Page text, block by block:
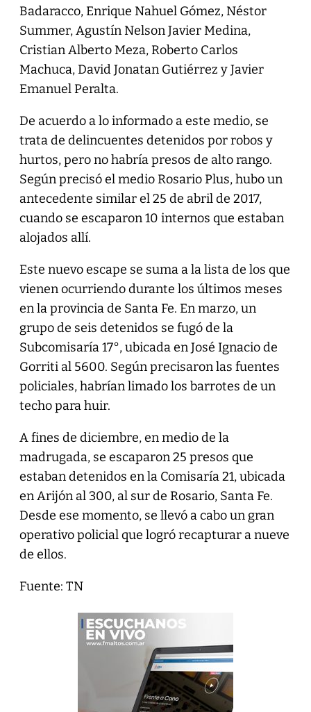
Badaracco, Enrique Nahuel Gómez, Néstor
Summer, Agustín Nelson Javier Medina,
Cristian Alberto Meza, Roberto Carlos
Machuca, David Jonatan Gutiérrez y Javier
Emanuel Peralta.
De acuerdo a lo informado a este medio, se
trata de delincuentes detenidos por robos y
hurtos, pero no habría presos de alto rango.
Según precisó el medio Rosario Plus, hubo un
antecedente similar el 25 de abril de 2017,
cuando se escaparon 10 internos que estaban
alojados allí.
Este nuevo escape se suma a la lista de los que
vienen ocurriendo durante los últimos meses
en la provincia de Santa Fe. En marzo, un
grupo de seis detenidos se fugó de la
Subcomisaría 17°, ubicada en José Ignacio de
Gorriti al 5600. Según precisaron las fuentes
policiales, habrían limado los barrotes de un
techo para huir.
A fines de diciembre, en medio de la
madrugada, se escaparon 25 presos que
estaban detenidos en la Comisaría 21, ubicada
en Arijón al 300, al sur de Rosario, Santa Fe.
Desde ese momento, se llevó a cabo un gran
operativo policial que logró recapturar a nueve
de ellos.
Fuente: TN